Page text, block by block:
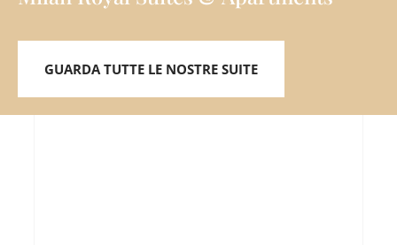
GUARDA TUTTE LE NOSTRE SUITE